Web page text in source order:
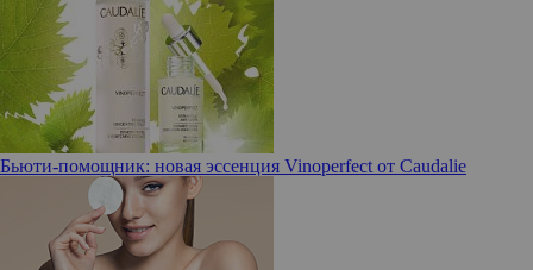
Бьюти-помощник: новая эссенция Vinoperfect от Caudalie